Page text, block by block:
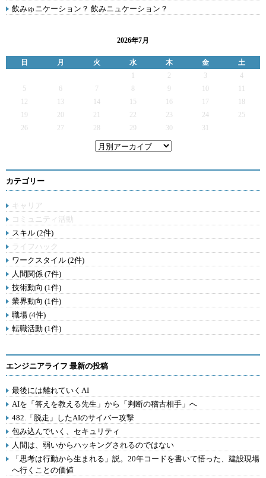
飲みゅニケーション？ 飲みニュケーション？
2026年7月
日 月 火 水 木 金
土
2 3
4
5
6 7 9
12
13 14 15 16 17
19
20 21 22 23 24
25
26
27 28 29 30 31
カテゴリー
キャリア
コミュニティ活動
スキル (2件)
ライフハック
ワークスタイル (2件)
人間関係 (7件)
技術動向 (1件)
業界動向 (1件)
職場 (4件)
転職活動 (1件)
エンジニアライフ 最新の投稿
最後には離れていくAI
AIを「答えを教える先生」から「判断の稽古相手」へ
482.「脱走」したAIのサイバー攻撃
包み込んでいく、セキュリティ
人間は、弱いからハッキングされるのではない
「思考は行動から生まれる」説。20年コードを書いて悟った、建設現場
へ行くことの価値